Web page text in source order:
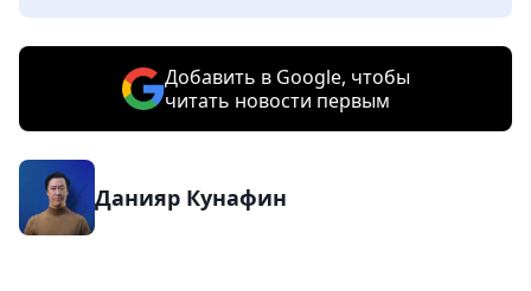
Добавить в Google, чтобы
читать новости первым
Данияр Кунафин